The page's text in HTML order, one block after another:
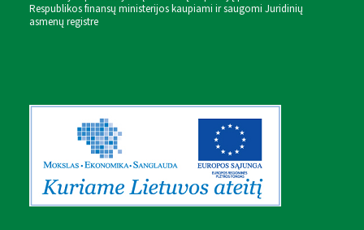
Respublikos finansų ministerijos kaupiami ir saugomi Juridinių
asmenų registre